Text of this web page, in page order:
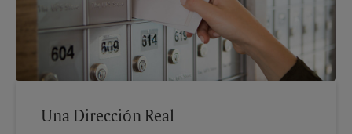
Una Dirección Real